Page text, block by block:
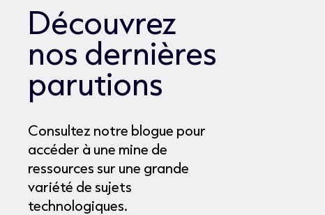
Découvrez
nos dernières
parutions
Consultez notre blogue pour
accéder à une mine de
ressources sur une grande
variété de sujets
technologiques.